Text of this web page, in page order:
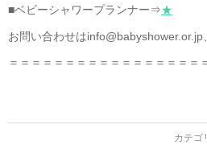
■ベビーシャワープランナー⇒★
お問い合わせは
＝＝＝＝＝＝＝＝＝＝＝＝＝＝＝＝＝
カテゴ